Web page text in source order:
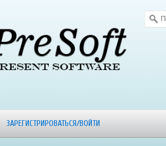
ЗАРЕГИСТРИРОВАТЬСЯ/ВОЙТИ